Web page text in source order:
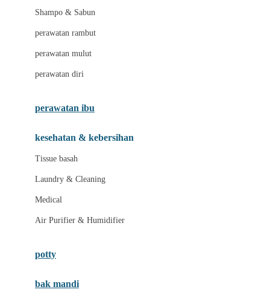
London Taxi
Love To Dream
M
Magformers
Mamaway
Maxi Cosi
Megabloks
Micro
MiDeer
Moby
Shampo & Sabun
perawatan rambut
perawatan mulut
perawatan diri
perawatan ibu
kesehatan & kebersihan
Tissue basah
Laundry & Cleaning
Medical
Air Purifier & Humidifier
potty
bak mandi